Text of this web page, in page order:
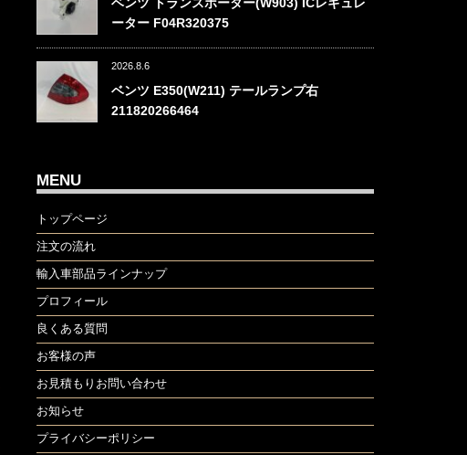
ベンツ トランスポーター(W903) ICレギュレ
ーター F04R320375
2026.8.6
ベンツ E350(W211) テールランプ右
211820266464
MENU
トップページ
注文の流れ
輸入車部品ラインナップ
プロフィール
良くある質問
お客様の声
お見積もりお問い合わせ
お知らせ
プライバシーポリシー